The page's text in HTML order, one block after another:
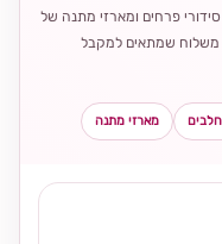
סידורי פרחים ומארזי מתנה של
משלוח שמתאים למקבל
מארזי מתנה